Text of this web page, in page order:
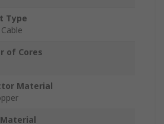
Type
of Cores
Material